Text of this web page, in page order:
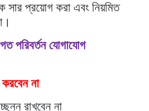
সার প্রয়োগ করা এবং নিয়মিত
পরিবর্তন যোগাযোগ
করবেন না
রাখবেন না